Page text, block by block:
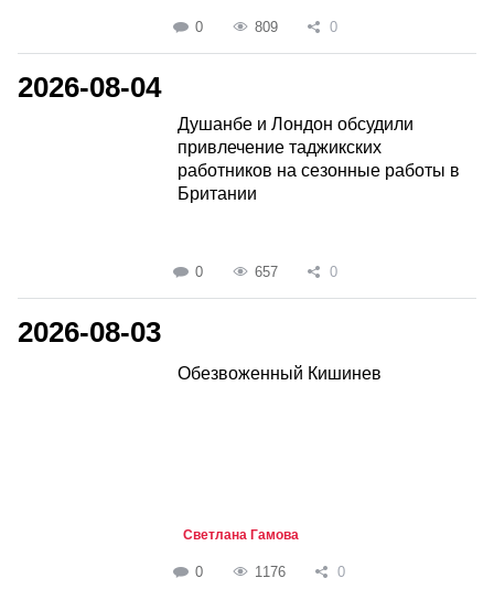
0 809 0
2026-08-04
Душанбе и Лондон обсудили
привлечение таджикских
работников на сезонные работы в
Британии
0 657 0
2026-08-03
Обезвоженный Кишинев
Светлана Гамова
0 1176 0